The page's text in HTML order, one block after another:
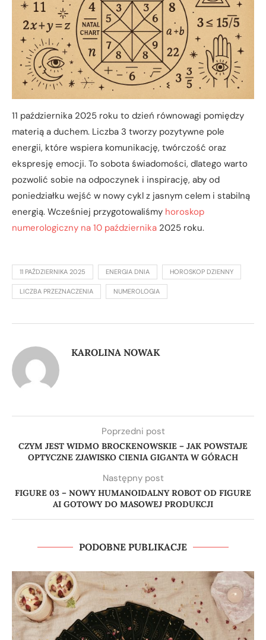
11 października 2025 roku to dzień równowagi pomiędzy
materią a duchem. Liczba 3 tworzy pozytywne pole
energii, które wspiera komunikację, twórczość oraz
ekspresję emocji. To sobota świadomości, dlatego warto
pozwolić sobie na odpoczynek i inspirację, aby od
poniedziałku wejść w nowy cykl z jasnym celem i stabilną
energią. Wcześniej przygotowaliśmy horoskop
numerologiczny na 10 października 2025 roku.
11 PAŹDZIERNIKA 2025 ENERGIA DNIA HOROSKOP DZIENNY
LICZBA PRZEZNACZENIA NUMEROLOGIA
KAROLINA NOWAK
Poprzedni post
CZYM JEST WIDMO BROCKENOWSKIE – JAK POWSTAJE
OPTYCZNE ZJAWISKO CIENIA GIGANTA W GÓRACH
Następny post
FIGURE 03 – NOWY HUMANOIDALNY ROBOT OD FIGURE
AI GOTOWY DO MASOWEJ PRODUKCJI
PODOBNE PUBLIKACJE